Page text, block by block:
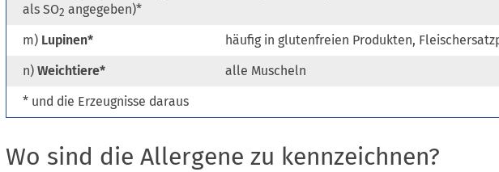
als SO2 angegeben)*
m) Lupinen*
häufig in glutenfreien Produkten,
n) Weichtiere*
alle Muscheln
* und die Erzeugnisse daraus
Wo sind die Allergene zu kennzeichnen?